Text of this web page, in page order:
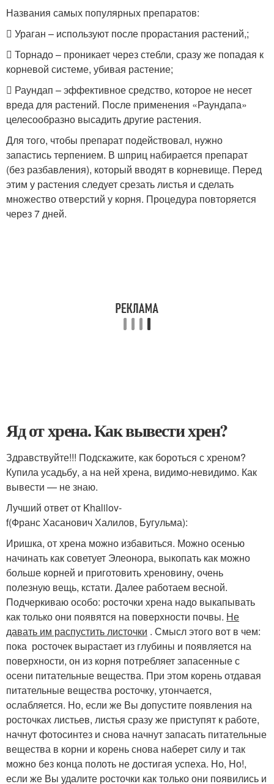
Названия самых популярных препаратов:
 Ураган – используют после прорастания растений,;
 Торнадо – проникает через стебли, сразу же попадая к
корневой системе, убивая растение;
 Раундап – эффективное средство, которое не несет
вреда для растений. После применения «Раундапа»
целесообразно высадить другие растения.
Для того, чтобы препарат подействовал, нужно
запастись терпением. В шприц набирается препарат
(без разбавления), который вводят в корневище. Перед
этим у растения следует срезать листья и сделать
множество отверстий у корня. Процедура повторяется
через 7 дней.
Яд от хрена. Как вывести хрен?
Здравствуйте!!! Подскажите, как бороться с хреном?
Купила усадьбу, а на ней хрена, видимо-невидимо. Как
вывести — не знаю.
Лучший ответ от Khalilov-
f(Франс Хасанович Халилов, Бугульма):
Иришка, от хрена можно избавиться. Можно осенью
начинать как советует Элеонора, выкопать как можно
больше корней и приготовить хреновину, очень
полезную вещь, кстати. Далее работаем весной.
Подчеркиваю особо: росточки хрена надо выкапывать
как только они появятся на поверхности почвы. Не
давать им распустить листочки . Смысл этого вот в чем:
пока росточек вырастает из глубины и появляется на
поверхности, он из корня потребляет запасенные с
осени питательные вещества. При этом корень отдавая
питательные вещества росточку, утончается,
ослабляется. Но, если же Вы допустите появления на
росточках листьев, листья сразу же приступят к работе,
начнут фотосинтез и снова начнут запасать питательные
вещества в корни и корень снова наберет силу и так
можно без конца полоть не достигая успеха. Но, Но!,
если же Вы удалите росточки как только они появились и